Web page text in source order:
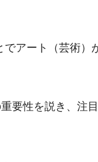
アート（芸術）
要性を説き、注